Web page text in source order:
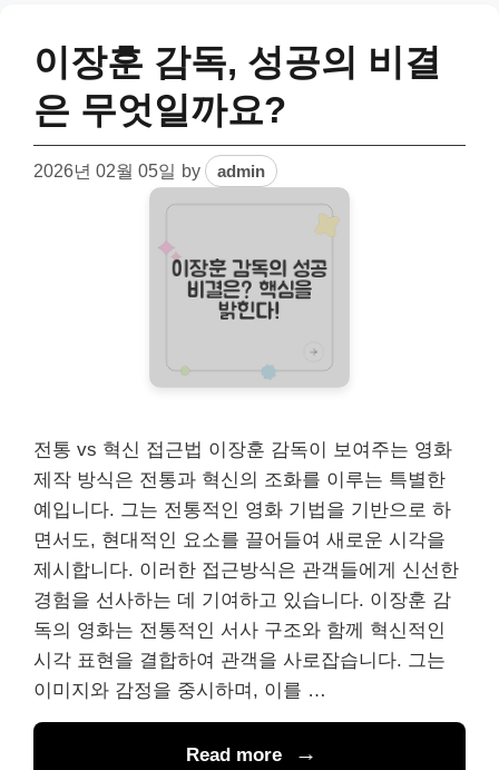
이장훈 감독, 성공의 비결
은 무엇일까요?
2026년 02월 05일 by admin
전통 vs 혁신 접근법 이장훈 감독이 보여주는 영화
제작 방식은 전통과 혁신의 조화를 이루는 특별한
예입니다. 그는 전통적인 영화 기법을 기반으로 하
면서도, 현대적인 요소를 끌어들여 새로운 시각을
제시합니다. 이러한 접근방식은 관객들에게 신선한
경험을 선사하는 데 기여하고 있습니다. 이장훈 감
독의 영화는 전통적인 서사 구조와 함께 혁신적인
시각 표현을 결합하여 관객을 사로잡습니다. 그는
이미지와 감정을 중시하며, 이를 …
Read more